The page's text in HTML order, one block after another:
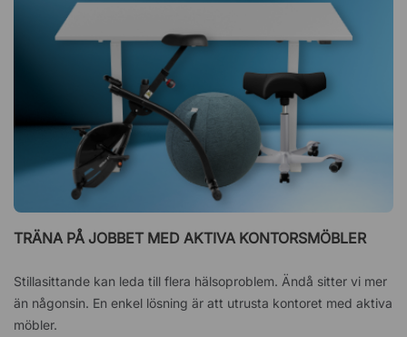
TRÄNA PÅ JOBBET MED AKTIVA KONTORSMÖBLER
Stillasittande kan leda till flera hälsoproblem. Ändå sitter vi mer
än någonsin. En enkel lösning är att utrusta kontoret med aktiva
möbler.